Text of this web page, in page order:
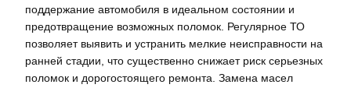
поддержание автомобиля в идеальном состоянии и
предотвращение возможных поломок. Регулярное ТО
позволяет выявить и устранить мелкие неисправности на
ранней стадии, что существенно снижает риск серьезных
поломок и дорогостоящего ремонта. Замена масел